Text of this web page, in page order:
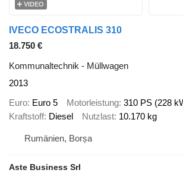
VIDEO
IVECO ECOSTRALIS 310
18.750 €
Kommunaltechnik - Müllwagen
2013
Euro Euro 5 Motorleistung 310 PS (228
Kraftstoff Diesel Nutzlast 10.170 kg
Rumänien, Borșa
Aste Business Srl